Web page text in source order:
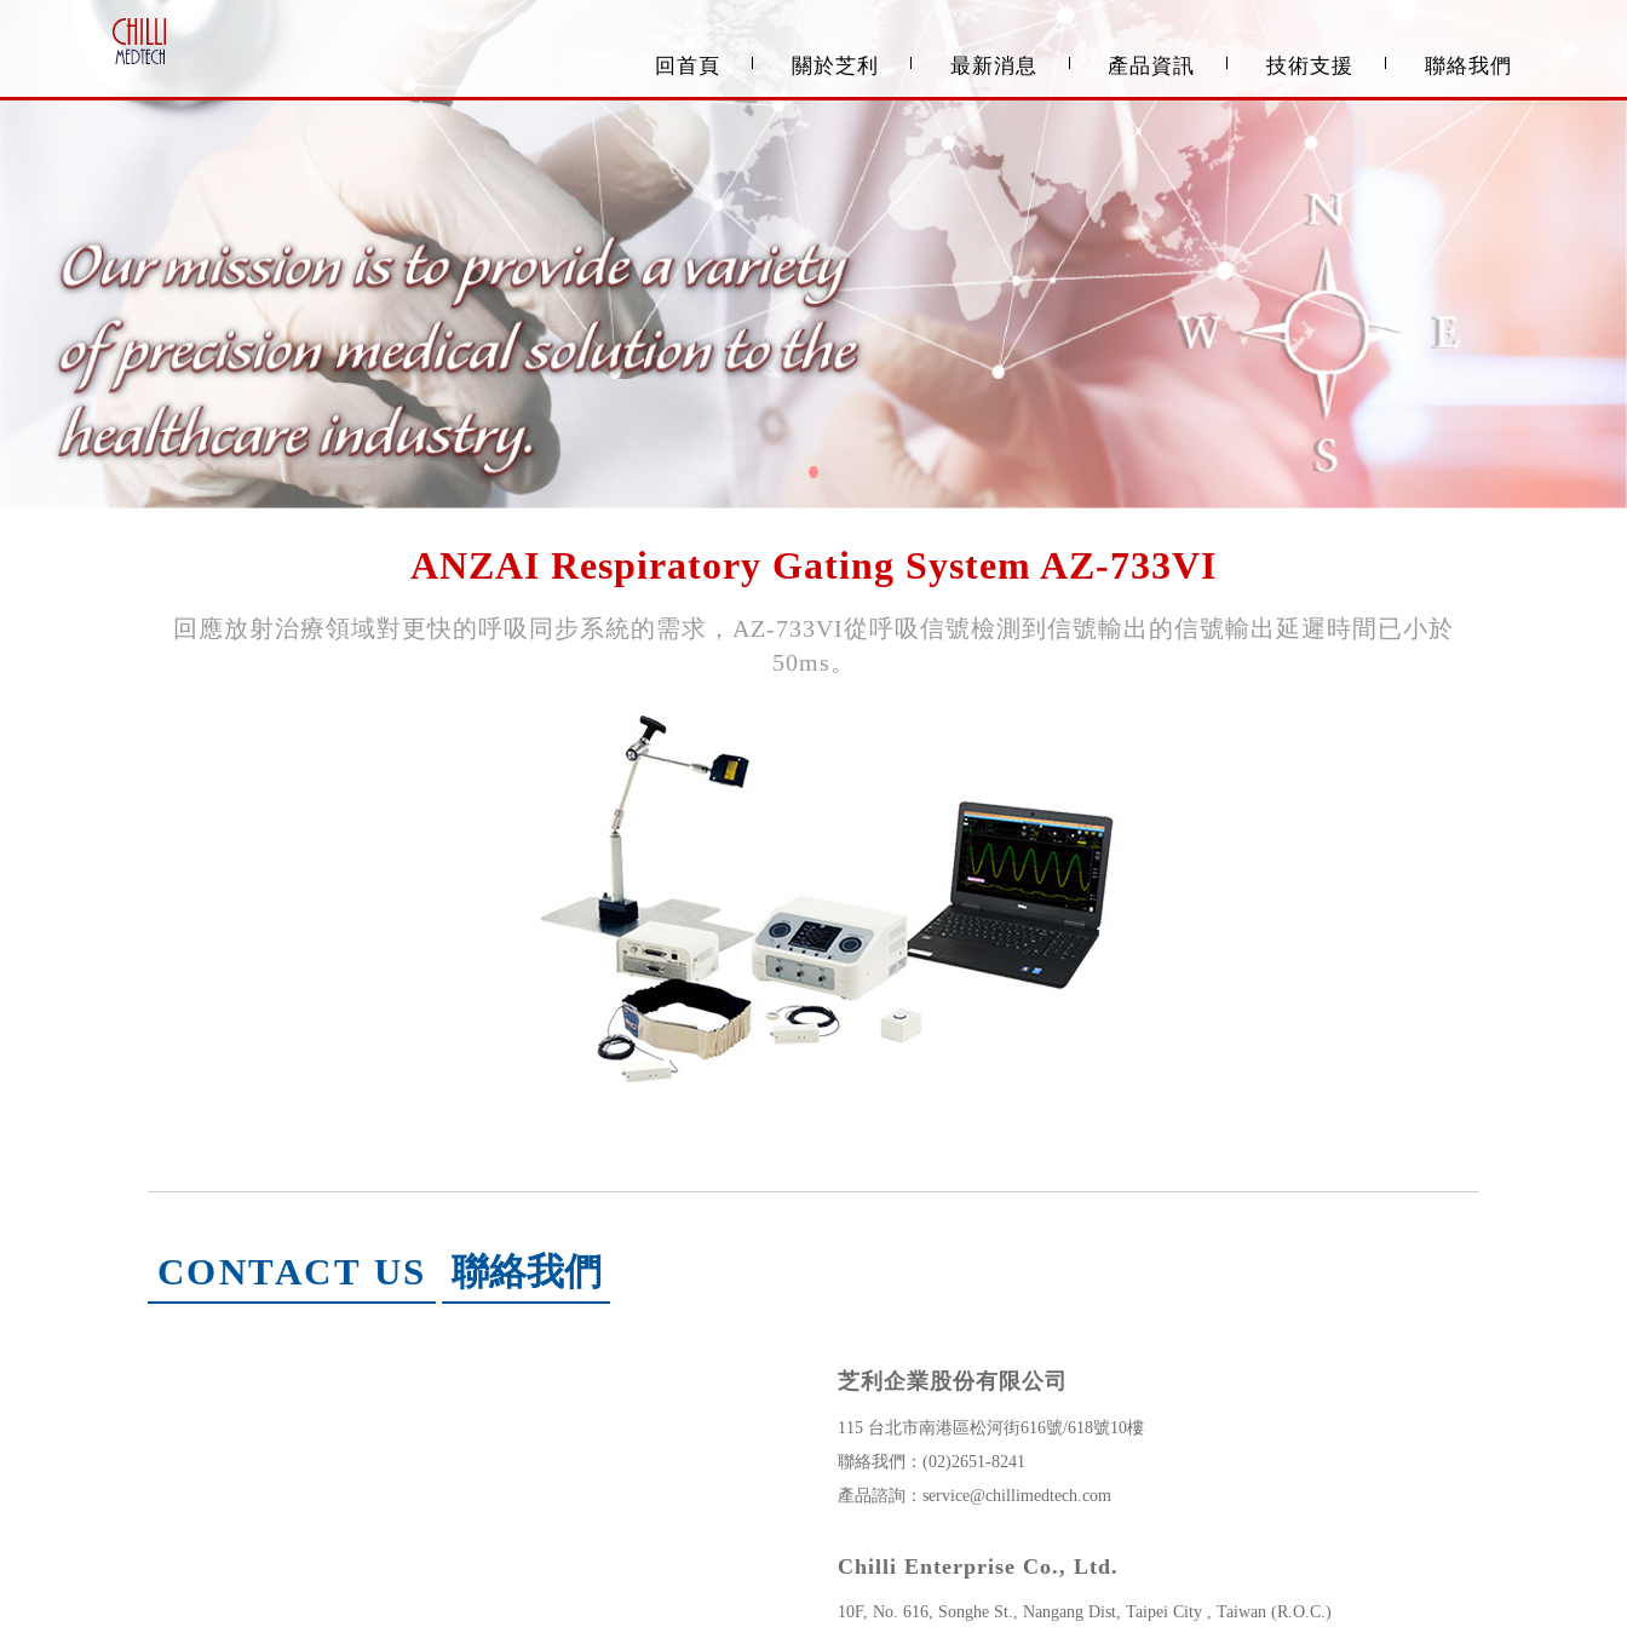
回首頁 關於芝利 最新消息 產品資訊 技術支援 聯絡我們
ANZAI Respiratory Gating System AZ-733VI
回應放射治療領域對更快的呼吸同步系統的需求，AZ-733VI從呼吸信號檢測到信號輸出的信號輸出延遲時間已小於
50ms。
CONTACT US 聯絡我們
芝利企業股份有限公司
115 台北市南港區松河街616號/618號10樓
聯絡我們： (02)2651-8241
產品諮詢： service@chillimedtech.com
Chilli Enterprise Co., Ltd.
10F, No. 616, Songhe St., Nangang Dist, Taipei City , Taiwan (R.O.C.)